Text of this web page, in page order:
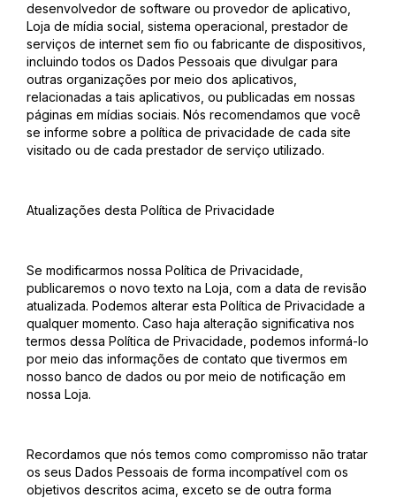
desenvolvedor de software ou provedor de aplicativo,
Loja de mídia social, sistema operacional, prestador de
serviços de internet sem fio ou fabricante de dispositivos,
incluindo todos os Dados Pessoais que divulgar para
outras organizações por meio dos aplicativos,
relacionadas a tais aplicativos, ou publicadas em nossas
páginas em mídias sociais. Nós recomendamos que você
se informe sobre a política de privacidade de cada site
visitado ou de cada prestador de serviço utilizado.
Atualizações desta Política de Privacidade
Se modificarmos nossa Política de Privacidade,
publicaremos o novo texto na Loja, com a data de revisão
atualizada. Podemos alterar esta Política de Privacidade a
qualquer momento. Caso haja alteração significativa nos
termos dessa Política de Privacidade, podemos informá-lo
por meio das informações de contato que tivermos em
nosso banco de dados ou por meio de notificação em
nossa Loja.
Recordamos que nós temos como compromisso não tratar
os seus Dados Pessoais de forma incompatível com os
objetivos descritos acima, exceto se de outra forma